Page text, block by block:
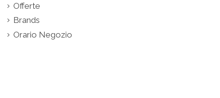
Offerte
Brands
Orario Negozio